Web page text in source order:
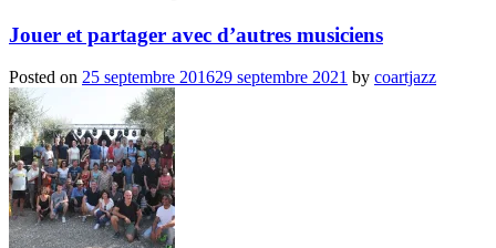
Jouer et partager avec d’autres musiciens
Posted on 25 septembre 201629 septembre 2021 by coartjazz